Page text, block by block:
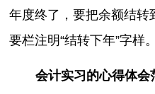
年度终了，要把余额结
要栏注明“结转下年”字样。
会计实习的心得体会